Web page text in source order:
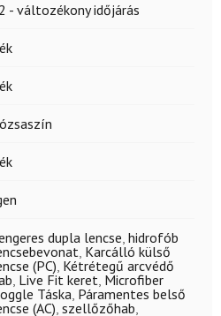
- változékony időjárás
dupla lencse, hidrofób
, Karcálló külső
(PC), Kétrétegű arcvédő
, Live Fit keret, Microfiber
Táska, Páramentes belső
(AC), szellőzőhab,